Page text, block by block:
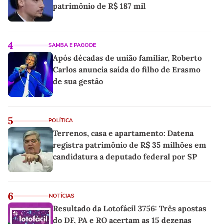
patrimônio de R$ 187 mil
4 SAMBA E PAGODE
Após décadas de união familiar, Roberto
Carlos anuncia saída do filho de Erasmo
de sua gestão
5 POLÍTICA
Terrenos, casa e apartamento: Datena
registra patrimônio de R$ 35 milhões em
candidatura a deputado federal por SP
6 NOTÍCIAS
Resultado da Lotofácil 3756: Três apostas
do DF, PA e RO acertam as 15 dezenas